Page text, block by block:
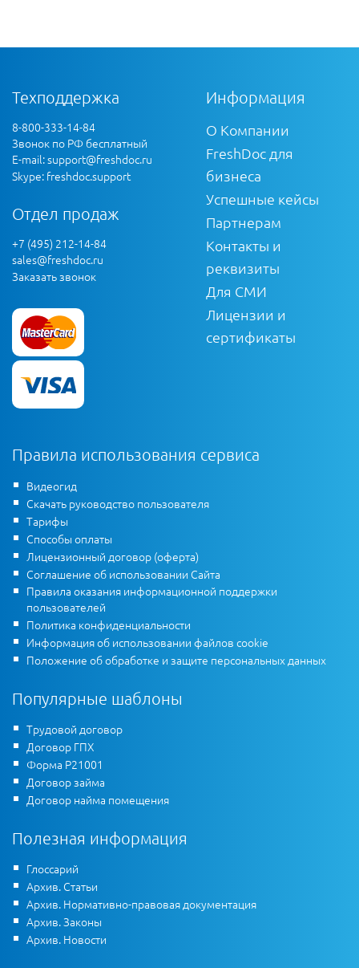
Техподдержка
8-800-333-14-84
Звонок по РФ бесплатный
E-mail:support@freshdoc.ru
Skype: freshdoc.support
Отдел продаж
+7 (495) 212-14-84
sales@freshdoc.ru
Заказать звонок
Информация
О Компании
FreshDoc для
бизнеса
Успешные кейсы
Партнерам
Контакты и
реквизиты
Для СМИ
Лицензии и
сертификаты
Правила использования сервиса
Видеогид
Скачать руководство пользователя
Тарифы
Способы оплаты
Лицензионный договор (оферта)
Соглашение об использовании Сайта
Правила оказания информационной поддержки
пользователей
Политика конфиденциальности
Информация об использовании файлов cookie
Положение об обработке и защите персональных данных
Популярные шаблоны
Трудовой договор
Договор ГПХ
Форма Р21001
Договор займа
Договор найма помещения
Полезная информация
Глоссарий
Архив. Статьи
Архив. Нормативно-правовая документация
Архив. Законы
Архив. Новости